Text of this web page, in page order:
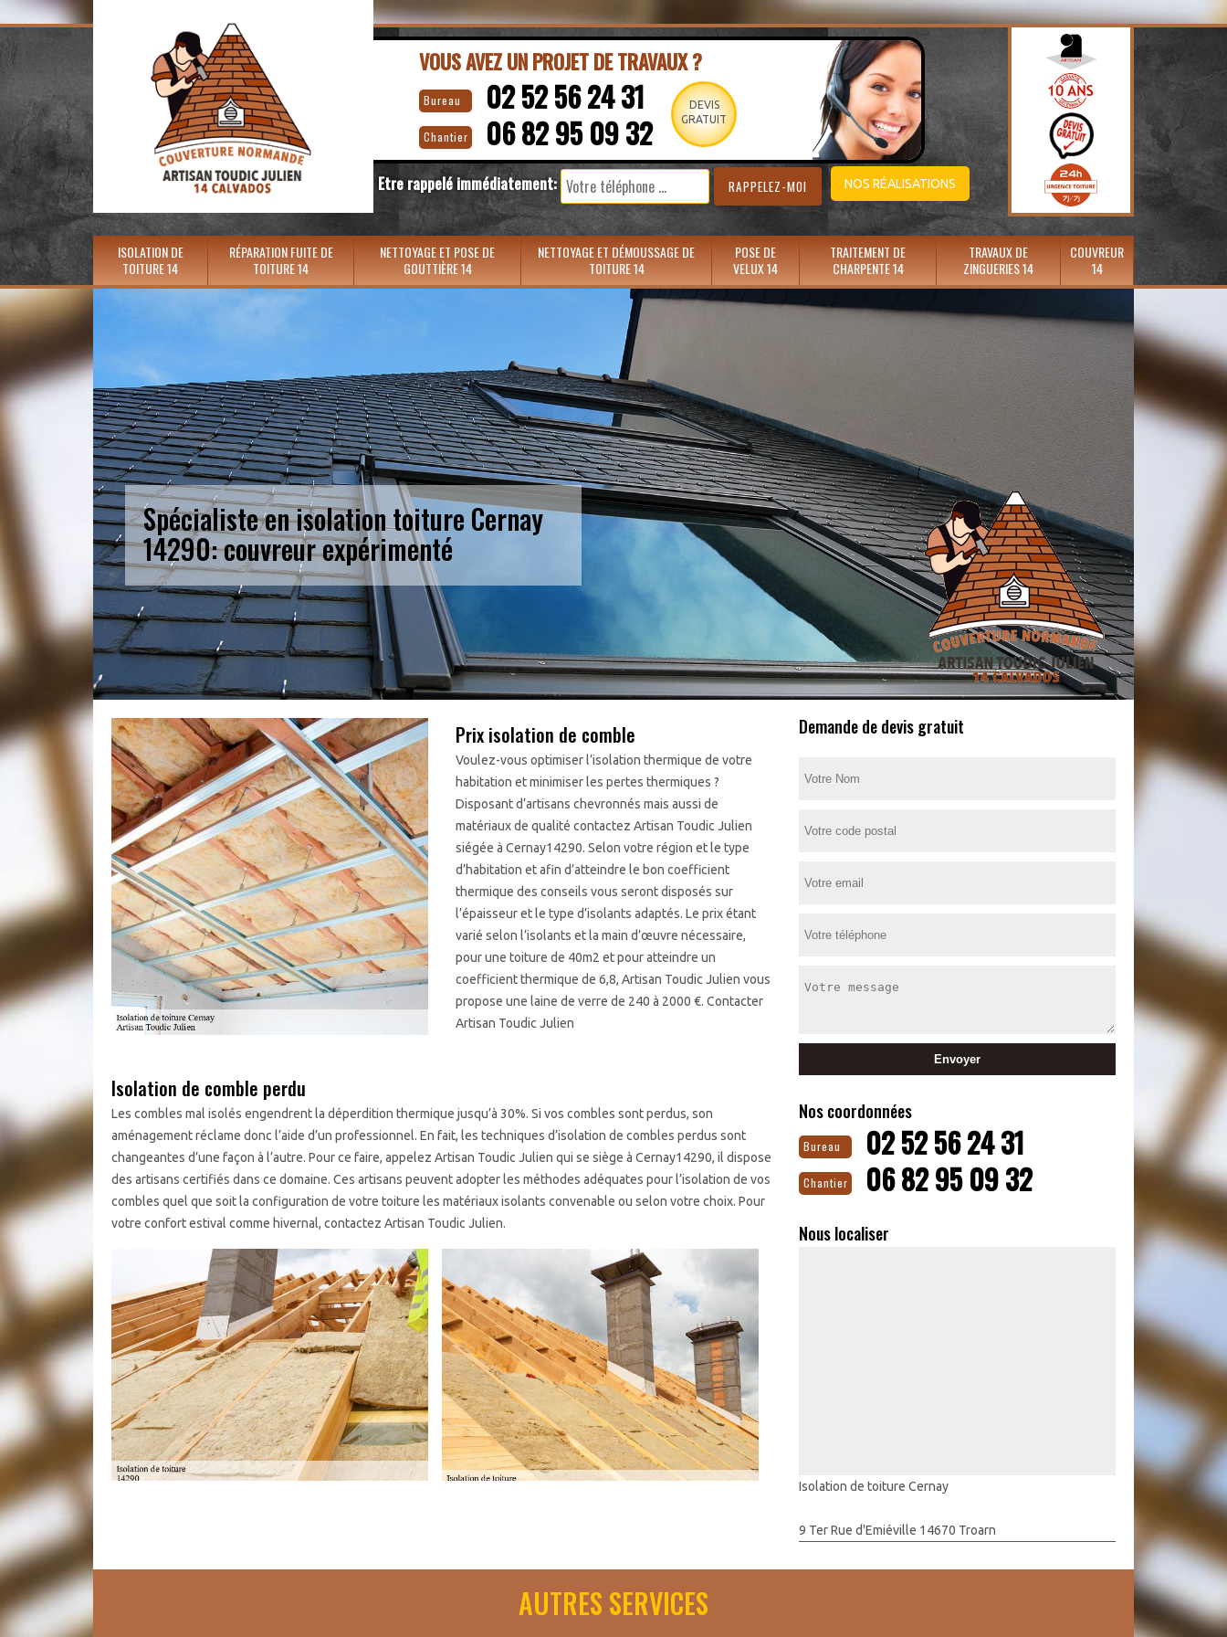
VOUS AVEZ UN PROJET DE TRAVAUX ?
Bureau 02 52 56 24 31
Chantier 06 82 95 09 32
DEVIS
GRATUIT
Etre rappelé immédiatement: NOS RÉALISATIONS
ISOLATION DE
TOITURE 14
RÉPARATION FUITE DE
TOITURE 14
NETTOYAGE ET POSE DE
GOUTTIÈRE 14
NETTOYAGE ET DÉMOUSSAGE DE
TOITURE 14
POSE DE
VELUX 14
TRAITEMENT DE
CHARPENTE 14
TRAVAUX DE
ZINGUERIES 14
COUVREUR
14
Spécialiste en isolation toiture Cernay
14290: couvreur expérimenté
Prix isolation de comble
Voulez-vous optimiser l’isolation thermique de votre
habitation et minimiser les pertes thermiques ?
Disposant d’artisans chevronnés mais aussi de
matériaux de qualité contactez Artisan Toudic Julien
siégée à Cernay14290. Selon votre région et le type
d’habitation et afin d’atteindre le bon coefficient
thermique des conseils vous seront disposés sur
l’épaisseur et le type d’isolants adaptés. Le prix étant
varié selon l’isolants et la main d’œuvre nécessaire,
pour une toiture de 40m2 et pour atteindre un
coefficient thermique de 6,8, Artisan Toudic Julien vous
propose une laine de verre de 240 à 2000 €. Contacter
Artisan Toudic Julien
Isolation de comble perdu
Les combles mal isolés engendrent la déperdition thermique jusqu’à 30%. Si vos combles sont perdus, son
aménagement réclame donc l’aide d’un professionnel. En fait, les techniques d’isolation de combles perdus sont
changeantes d’une façon à l’autre. Pour ce faire, appelez Artisan Toudic Julien qui se siège à Cernay14290, il dispose
des artisans certifiés dans ce domaine. Ces artisans peuvent adopter les méthodes adéquates pour l’isolation de vos
combles quel que soit la configuration de votre toiture les matériaux isolants convenable ou selon votre choix. Pour
votre confort estival comme hivernal, contactez Artisan Toudic Julien.
afin d’assurer l’étanchéité de votre comble et le bon chauffage dans votre foyer. Pour cela, faites appel à Artisan
Toudic Julien qui se siège à Cernay 14290. Il dispose des techniciens professionnels et certifiés pour
l’accomplissement de ce travail. Selon la configuration de de votre toit, ces artisans sont compétents sur la quantité
Demande de devis gratuit
Nos coordonnées
Bureau 02 52 56 24 31
Chantier 06 82 95 09 32
Nous localiser
Isolation de toiture Cernay
9 Ter Rue d'Emiéville 14670 Troarn
AUTRES SERVICES